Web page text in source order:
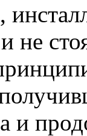
не
и